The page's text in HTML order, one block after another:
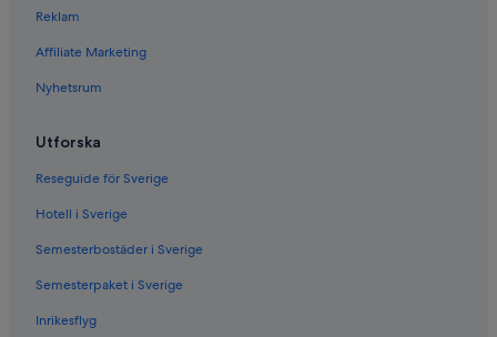
Reklam
Affiliate Marketing
Nyhetsrum
Utforska
Reseguide för Sverige
Hotell i Sverige
Semesterbostäder i Sverige
Semesterpaket i Sverige
Inrikesflyg